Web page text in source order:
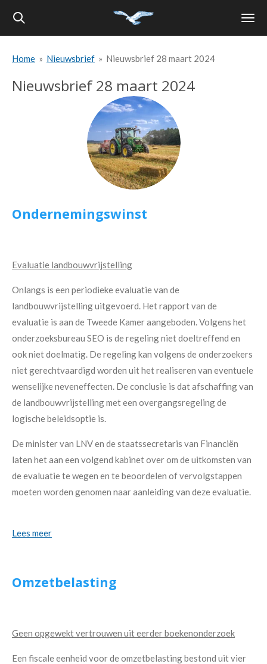
Ga
deHome » Nieuwsbrief » Nieuwsbrief 28 maart 2024
Nieuwsbrief 28 maart 2024
Ondernemingswinst
Evaluatie landbouwvrijstelling
Onlangs is een periodieke evaluatie van de
landbouwvrijstelling uitgevoerd. Het rapport van de
evaluatie is aan de Tweede Kamer aangeboden. Volgens het
onderzoeksbureau SEO is de regeling niet doeltreffend en
ook niet doelmatig. De regeling kan volgens de onderzoekers
niet gerechtvaardigd worden uit het realiseren van eventuele
wenselijke neveneffecten. De conclusie is dat afschaffing van
de landbouwvrijstelling met een overgangsregeling de
logische beleidsoptie is.
De minister van LNV en de staatssecretaris van Financiën
laten het aan een volgend kabinet over om de uitkomsten van
de evaluatie te wegen en te beoordelen of vervolgstappen
moeten worden genomen naar aanleiding van deze evaluatie.
Lees meer
Omzetbelasting
Geen opgewekt vertrouwen uit eerder boekenonderzoek
Een fiscale eenheid voor de omzetbelasting bestond uit vier